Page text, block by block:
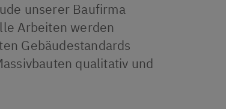
unserer Baufirma
Arbeiten werden
Gebäudestandards
qualitativ und